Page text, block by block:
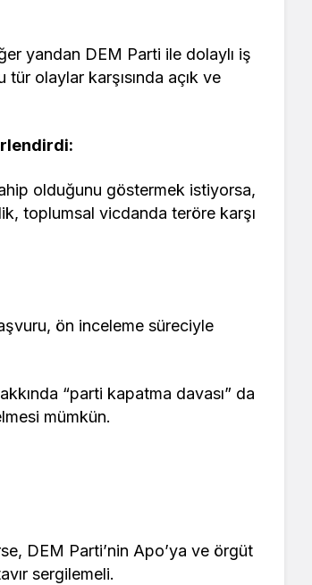
yandan DEM Parti ile dolaylı iş
olaylar karşısında açık ve
olduğunu göstermek istiyorsa,
toplumsal vicdanda teröre karşı
ön inceleme süreciyle
“parti kapatma davası” da
mümkün.
DEM Parti’nin Apo’ya ve örgüt
sergilemeli.